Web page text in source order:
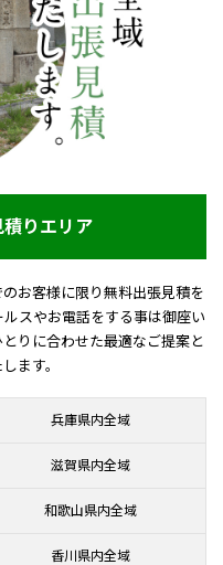
りエリア
お客様に限り無料出張見積を
スやお電話をする事は御座い
りに合わせた最適なご提案と
ます。
兵庫県内全域
滋賀県内全域
和歌山県内全域
香川県内全域